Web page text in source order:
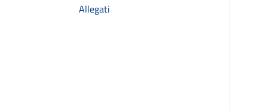
Allegati